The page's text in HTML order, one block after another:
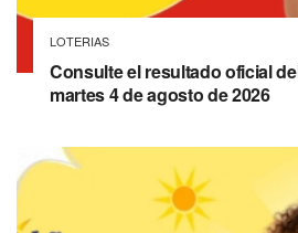
LOTERIAS
Consulte el resultado oficial
martes 4 de agosto de 2026